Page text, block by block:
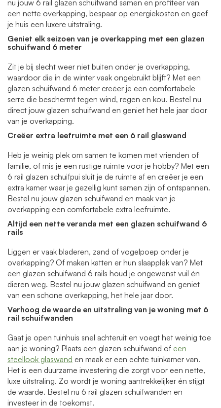
nu jouw 6 rail glazen schuifwand samen en profiteer van
een nette overkapping, bespaar op energiekosten en geef
je huis een luxere uitstraling.
Geniet elk seizoen van je overkapping met een glazen
schuifwand 6 meter
Zit je bij slecht weer niet buiten onder je overkapping,
waardoor die in de winter vaak ongebruikt blijft? Met een
glazen schuifwand 6 meter creëer je een comfortabele
serre die beschermt tegen wind, regen en kou. Bestel nu
direct jouw glazen schuifwand en geniet het hele jaar door
van je overkapping.
Creëer extra leefruimte met een 6 rail glaswand
Heb je weinig plek om samen te komen met vrienden of
familie, of mis je een rustige ruimte voor je hobby? Met een
6 rail glazen schuifpui sluit je de ruimte af en creëer je een
extra kamer waar je gezellig kunt samen zijn of ontspannen.
Bestel nu jouw glazen schuifwand en maak van je
overkapping een comfortabele extra leefruimte.
Altijd een nette veranda met een glazen schuifwand 6
rails
Liggen er vaak bladeren, zand of vogelpoep onder je
overkapping? Of maken katten er hun slaapplek van? Met
een glazen schuifwand 6 rails houd je ongewenst vuil én
dieren weg. Bestel nu jouw glazen schuifwand en geniet
van een schone overkapping, het hele jaar door.
Verhoog de waarde en uitstraling van je woning met 6
rail schuifwanden
Gaat je open tuinhuis snel achteruit en voegt het weinig toe
aan je woning? Plaats een glazen schuifwand of een
steellook glaswand en maak er een echte tuinkamer van.
Het is een duurzame investering die zorgt voor een nette,
luxe uitstraling. Zo wordt je woning aantrekkelijker én stijgt
de waarde. Bestel nu 6 rail glazen schuifwanden en
investeer in de toekomst.